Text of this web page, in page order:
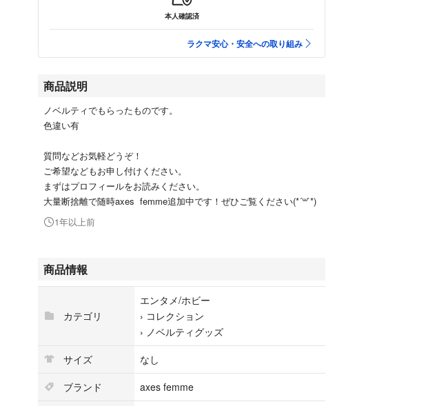
本人確認済
ラクマ安心・安全への取り組み
商品説明
ノベルティでもらったものです。
色違い有
質問などお気軽どうぞ！
ご希望などもお申し付けください。
まずはプロフィールをお読みください。
大量断捨離で随時axes femme追加中です！ぜひご覧ください(*´꒳`*)
1年以上前
商品情報
カテゴリ
エンタメ/ホビー
› コレクション
› ノベルティグッズ
サイズ
なし
ブランド
axes femme